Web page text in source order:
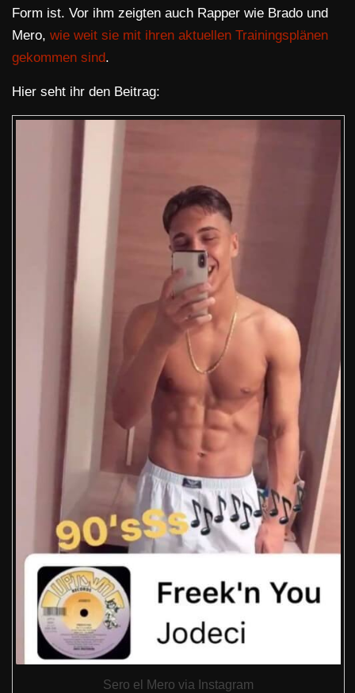
Form ist. Vor ihm zeigten auch Rapper wie Brado und
Mero, wie weit sie mit ihren aktuellen Trainingsplänen
gekommen sind.
Hier seht ihr den Beitrag:
Sero el Mero via Instagram